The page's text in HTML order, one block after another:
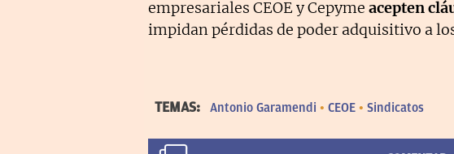
empresariales CEOE y Cepyme acepten
impidan pérdidas de poder adquisitivo a
TEMAS: Antonio Garamendi CEOE Sindicatos